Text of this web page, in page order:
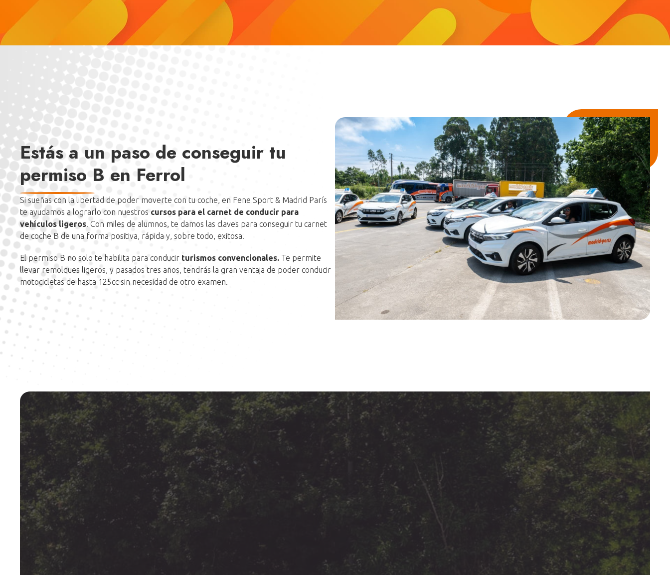
Otros conceptos:
Obtener el permiso B autoriza a conducir los vehículos
autorizados en el permiso AM, LCM, LVA y autoriza a la conducción de motos
de hasta 125cc siempre y cuando se tenga más de 3 años de antigüedad en el
Estás a un paso de conseguir tu
permiso B en Ferrol
Si sueñas con la libertad de poder moverte con tu coche, en Fene Sport & Madrid París
te ayudamos a lograrlo con nuestros cursos para el carnet de conducir para
vehículos ligeros. Con miles de alumnos, te damos las claves para conseguir tu carnet
de coche B de una forma positiva, rápida y, sobre todo, exitosa.
El permiso B no solo te habilita para conducir turismos convencionales. Te permite
llevar remolques ligeros, y pasados tres años, tendrás la gran ventaja de poder conducir
motocicletas de hasta 125cc sin necesidad de otro examen.